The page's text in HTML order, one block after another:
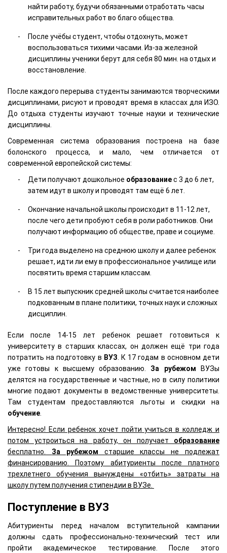
найти работу, будучи обязанными отработать часы
исправительных работ во благо общества.
После учёбы студент, чтобы отдохнуть, может
воспользоваться тихими часами. Из-за железной
дисциплины ученики берут для себя 80 мин. на отдых и
восстановление.
После каждого перерыва студенты занимаются творческими
дисциплинами, рисуют и проводят время в классах для ИЗО.
До отдыха студенты изучают точные науки и технические
дисциплины.
Современная система образования построена на базе
болонского процесса, и мало, чем отличается от
современной европейской системы:
Дети получают дошкольное образованиес 3 до 6 лет,
затем идут в школу и проводят там ещё 6 лет.
Окончание начальной школы происходит в 11-12 лет,
после чего дети пробуют себя в роли работников. Они
получают информацию об обществе, праве и социуме.
Три года выделено на среднюю школу и далее ребенок
решает, идти ли ему в профессиональное училище или
посвятить время старшим классам.
В 15 лет выпускник средней школы считается наиболее
подкованным в плане политики, точных наук и сложных
дисциплин.
Если после 14-15 лет ребенок решает готовиться к
университету в старших классах, он должен ещё три года
потратить на подготовку в ВУЗ . К 17 годам в основном дети
уже готовы к высшему образованию. За рубежом ВУЗы
делятся на государственные и частные, но в силу политики
многие подают документы в ведомственные университеты.
Там студентам предоставляются льготы и скидки на
обучение
Интересно! Если ребенок хочет пойти учиться в колледж и
потом устроиться на работу, он получает образование
бесплатно. За рубежом старшие классы не подлежат
финансированию. Поэтому абитуриенты после платного
трехлетнего обучения вынуждены «отбить» затраты на
школу путем получения стипендии в ВУЗе.
Поступление в ВУЗ
Абитуриенты перед началом вступительной кампании
должны сдать профессионально-технический тест или
пройти академическое тестирование. После этого